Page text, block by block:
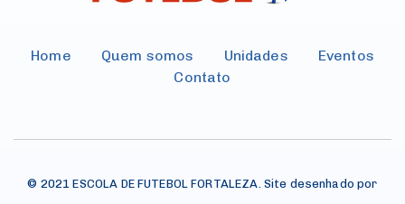
Home Quem somos Unidades
Eventos
Contato
© 2021 ESCOLA DE FUTEBOL FORTALEZA. Site desenhado por